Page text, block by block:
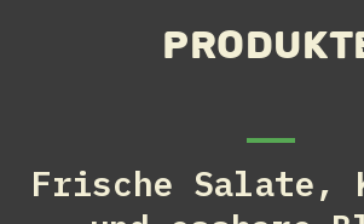
Frische Salate,